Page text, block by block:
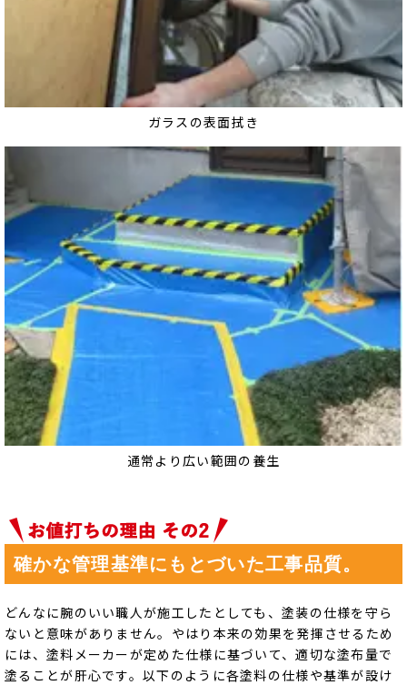
ガラスの表面拭き
通常より広い範囲の養生
確かな管理基準にもとづいた工事品質。
どんなに腕のいい職人が施工したとしても、塗装の仕様を守ら
ないと意味がありません。やはり本来の効果を発揮させるため
には、塗料メーカーが定めた仕様に基づいて、適切な塗布量で
塗ることが肝心です。以下のように各塗料の仕様や基準が設け